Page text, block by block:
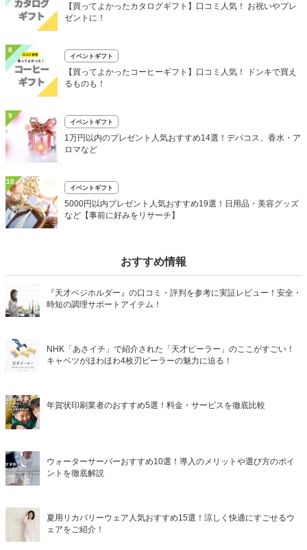
【買ってよかったカタログギフト】口コミ人気！ お祝いやプレ
ゼントに！
8
イベントギフト
【買ってよかったコーヒーギフト】口コミ人気！ ドンキで買え
るものも！
9
イベントギフト
1万円以内のプレゼント人気おすすめ14選！デパコス、香水・ア
ロマなど
10
イベントギフト
5000円以内プレゼント人気おすすめ19選！日用品・美容グッズ
など【事前に好みをリサーチ】
おすすめ情報
『天才ベジホルダー』の口コミ・評判を参考に実証レビュー！安全・
時短の調理サポートアイテム！
NHK「あさイチ」で紹介された「天才ピーラー」のここがすごい！
キャベツがほわほわ4枚刃ピーラーの魅力に迫る！
年賀状印刷業者のおすすめ5選！料金・サービスを徹底比較
ウォーターサーバーおすすめ10選！導入のメリットや選び方のポイ
ントを徹底解説
夏用リカバリーウェア人気おすすめ15選！涼しく快適にすごせるウ
ェアをご紹介！